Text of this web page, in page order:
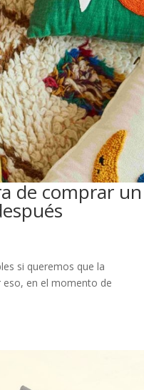
de comprar un
si queremos que la
en el momento de